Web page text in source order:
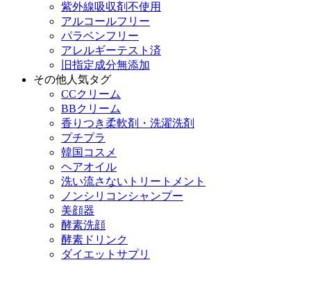
紫外線吸収剤不使用
アルコールフリー
パラベンフリー
アレルギーテスト済
旧指定成分無添加
その他人気タグ
CCクリーム
BBクリーム
香りつき柔軟剤・洗濯洗剤
プチプラ
韓国コスメ
ヘアオイル
洗い流さないトリートメント
ノンシリコンシャンプー
美顔器
酵素洗顔
酵素ドリンク
ダイエットサプリ